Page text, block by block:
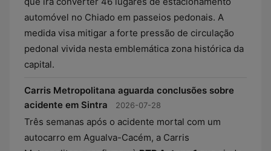
automóvel no Chiado em passeios pedonais. A
medida visa mitigar a forte pressão de circulação
pedonal vivida nesta emblemática zona histórica da
capital.
Carris Metropolitana aguarda conclusões sobre
acidente em Sintra
2026-07-28
Três semanas após o acidente mortal com um
autocarro em Agualva-Cacém, a Carris